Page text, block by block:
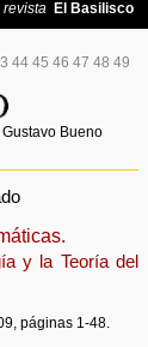
44 45 46 47 48 49
Bueno
y la Teoría del
páginas 1-48.